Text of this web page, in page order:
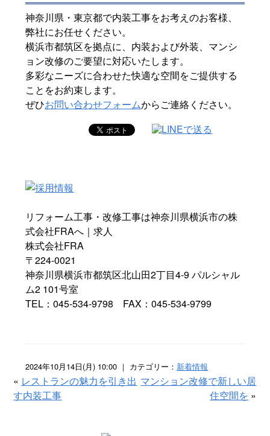
神奈川県・東京都で内装工事をお考えのお客様、
弊社にお任せください。
横浜市都筑区を拠点に、内装および外装、マンシ
ョン改修のご要望に対応いたします。
多彩なニーズに合わせた快適な空間をご提供する
ことをお約束します。
ぜひお問い合わせフォームからご連絡ください。
リフォーム工事・改修工事は神奈川県横浜市の株
式会社FRAへ｜求人
株式会社FRA
〒224-0021
神奈川県横浜市都筑区北山田2丁目4-9 パルシャル
ム2 101号室
TEL：045-534-9798 FAX：045-534-9799
2024年10月14日(月) 10:00 ｜ カテゴリー： 新着情報
« レストランの魅力を引き出
す内装工事
マンション改修で新しい居
住空間を »